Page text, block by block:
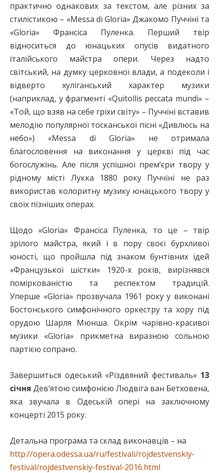
практично однакових за текстом, але різних за
стилістикою – «Мessa di Gloria» Джакомо Пуччіні та
«Gloria» Франсіса Пуленка. Перший твір
відноситься до юнацьких опусів видатного
італійського майстра опери. Через надто
світський, на думку церковної влади, а подеколи і
відверто хуліганський характер музики
(наприклад, у фрагменті «Quitollis peccata mundi» –
«Той, що взяв на себе гріхи світу» – Пуччіні вставив
мелодію популярної тосканської пісні «Дивлюсь на
небо») «Мessa di Gloria» не отримала
благословення на виконання у церкві під час
богослужінь. Але після успішної прем’єри твору у
рідному місті Лукка 1880 року Пуччіні не раз
використав колоритну музику юнацького твору у
своїх пізніших операх.
Щодо «Gloria» Франсіса Пуленка, то це – твір
зрілого майстра, який і в пору своєї бурхливої
юності, що пройшла під знаком бунтівних ідей
«Французької шістки» 1920-х років, вирізнявся
поміркованістю та респектом традицій.
Уперше «Gloria» прозвучала 1961 року у виконані
Бостонського симфонічного оркестру та хору під
орудою Шарля Мюнша. Окрім чарівно-красивої
музики «Gloria» прикметна виразною сольною
партією сопрано.
Завершиться одеський «Різдвяний фестиваль» 13
січня Дев’ятою симфонією Людвіга ван Бетховена,
яка звучала в Одеській опері на заключному
концерті 2015 року.
Детальна програма та склад виконавців – на
http://opera.odessa.ua/ru/festivali/rojdestvenskiy-
festival/rojdestvenskiy-festival-2016.html